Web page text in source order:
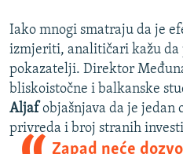
Iako mnogi smatraju da je
izmjeriti, analitičari kažu da
pokazatelji. Direktor
bliskoistočne i balkanske
Aljaf objašnjava da je
privreda i broj stranih
Zapad neće